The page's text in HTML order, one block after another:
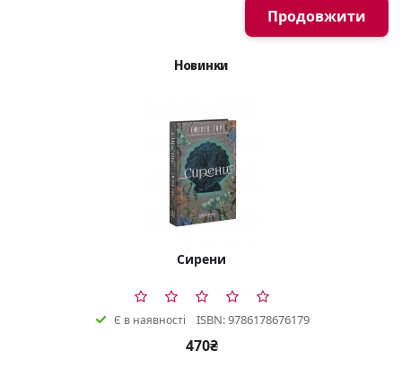
Продовжити
Новинки
Сирени
Є в наявності ISBN: 9786178676179
470₴